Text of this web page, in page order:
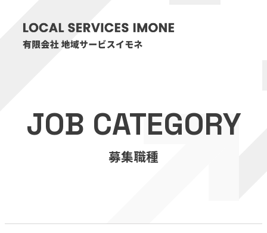
医療・介護事業
訪問看護リハビリステーション癒々
福祉用具プランナー癒々
JOB CATEGORY
募集職種